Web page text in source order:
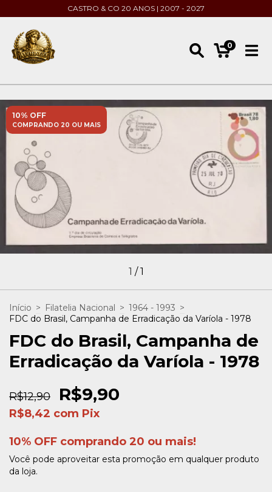
CASTRO & CO 20 ANOS | 2007 - 2027
0
10% OFF
COMPRANDO 20 OU MAIS
1 /1
Início > Filatelia Nacional > 1964 - 1993 >
FDC do Brasil, Campanha de Erradicação da Varíola - 1978
FDC do Brasil, Campanha de
Erradicação da Varíola - 1978
R$12,90 R$9,90
R$8,42 com Pix
10% OFF comprando 20 ou mais!
Você pode aproveitar esta promoção em qualquer produto
da loja.